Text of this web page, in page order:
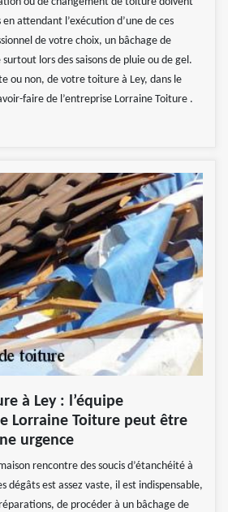
attendant l’exécution d’une de ces
de votre choix, un bâchage de
lors des saisons de pluie ou de gel.
ou non, de votre toiture à Ley, dans le
faire de l’entreprise Lorraine Toiture .
à Ley : l’équipe
Lorraine Toiture peut être
urgence
rencontre des soucis d’étanchéité à
dégâts est assez vaste, il est indispensable,
de procéder à un bâchage de